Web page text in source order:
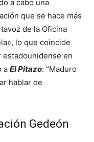
a cabo una
que se hace más
de la Oficina
lo que coincide
en
a El Pitazo: “Maduro
hablar de
Gedeón